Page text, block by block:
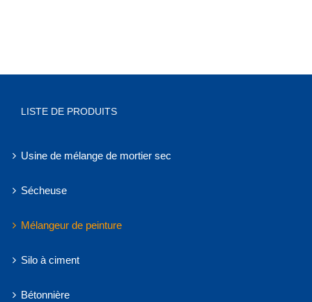
LISTE DE PRODUITS
Usine de mélange de mortier sec
Sécheuse
Mélangeur de peinture
Silo à ciment
Bétonnière